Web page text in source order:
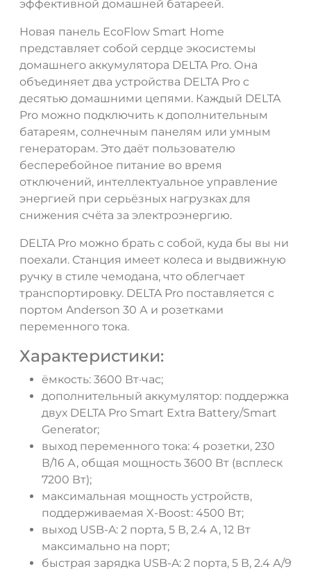
эффективной домашней батареей.
Новая панель EcoFlow Smart Home
представляет собой сердце экосистемы
домашнего аккумулятора DELTA Pro. Она
объединяет два устройства DELTA Pro с
десятью домашними цепями. Каждый DELTA
Pro можно подключить к дополнительным
батареям, солнечным панелям или умным
генераторам. Это даёт пользователю
бесперебойное питание во время
отключений, интеллектуальное управление
энергией при серьёзных нагрузках для
снижения счёта за электроэнергию.
DELTA Pro можно брать с собой, куда бы вы ни
поехали. Станция имеет колеса и выдвижную
ручку в стиле чемодана, что облегчает
транспортировку. DELTA Pro поставляется с
портом Anderson 30 А и розетками
переменного тока.
Характеристики:
ёмкость: 3600 Вт·час;
дополнительный аккумулятор: поддержка
двух DELTA Pro Smart Extra Battery/Smart
Generator;
выход переменного тока: 4 розетки, 230
В/16 А, общая мощность 3600 Вт (всплеск
7200 Вт);
максимальная мощность устройств,
поддерживаемая X-Boost: 4500 Вт;
выход USB-A: 2 порта, 5 В, 2.4 А, 12 Вт
максимально на порт;
быстрая зарядка USB-A: 2 порта, 5 В, 2.4 А/9
ДА НЕТ